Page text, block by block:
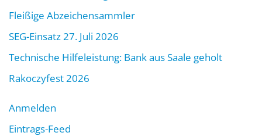
Fleißige Abzeichensammler
SEG-Einsatz 27. Juli 2026
Technische Hilfeleistung: Bank aus Saale geholt
Rakoczyfest 2026
Anmelden
Eintrags-Feed